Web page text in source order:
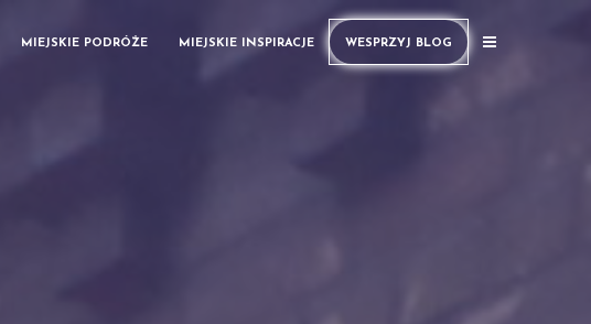
MIEJSKIE PODRÓŻE MIEJSKIE INSPIRACJE WESPRZYJ BLOG